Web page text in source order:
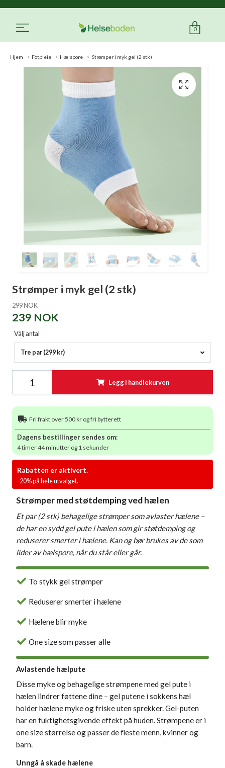
0
Hjem Fotpleie Hælspore Strømper i myk gel (2 stk)
Strømper i myk gel (2 stk)
299 NOK
239 NOK
Välj antal
Tre par (299 kr)
Legg i handlekurven
Fri frakt over 500 kr og fri bytterett
Dagens bestillinger sendes om:
4 timer 44 minutter og 1 sekunder
Rabatten er aktivert.
-20% på hele utvalget.
Strømper med støtdemping ved hælen
Et par (2 stk) behagelige strømper som avlaster hælene –
de har en sydd gel pute i hælen som gir støtdemping og
reduserer smerter i hælene. Kan og bør brukes av de som
lider av hælspore, når du står eller går.
To stykk gel strømper
Reduserer smerter i hælene
Hælene blir myke
One size som passer alle
Avlastende hælpute
Disse myke og behagelige strømpene med gel pute i
hælen lindrer føttene dine – gel putene i sokkens hæl
holder hælene myke og friske uten sprekker. Gel-puten
har en fuktighetsgivende effekt på huden. Strømpene er i
one size størrelse og passer de fleste menn, kvinner og
barn.
Unngå å skade hælene